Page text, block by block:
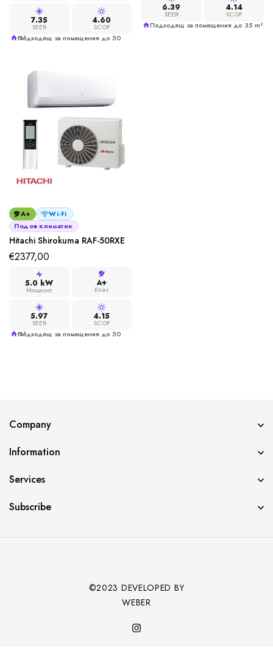
7.35
SEER
4.60
SCOP
Подходящ за помещения до 50 m²
6.39
SEER
4.14
SCOP
Подходящ за помещения до 35 m²
A+
Wi-Fi
Подов климатик
Hitachi Shirokuma RAF-50RXE
€2377,00
5.0 kW
Мощност
A+
Клас
5.97
SEER
4.15
SCOP
Подходящ за помещения до 50 m²
Company
Information
Services
Subscribe
©2023 DEVELOPED BY
WEBER